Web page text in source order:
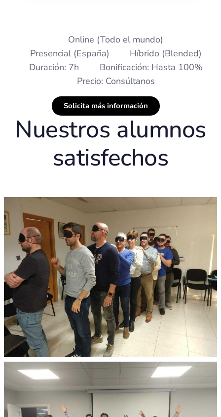
Online (Todo el mundo)
Presencial (España)
Híbrido (Blended)
Duración: 7h
Bonificación: Hasta 100%
Precio: Consúltanos
Solicita más información
Nuestros alumnos
satisfechos